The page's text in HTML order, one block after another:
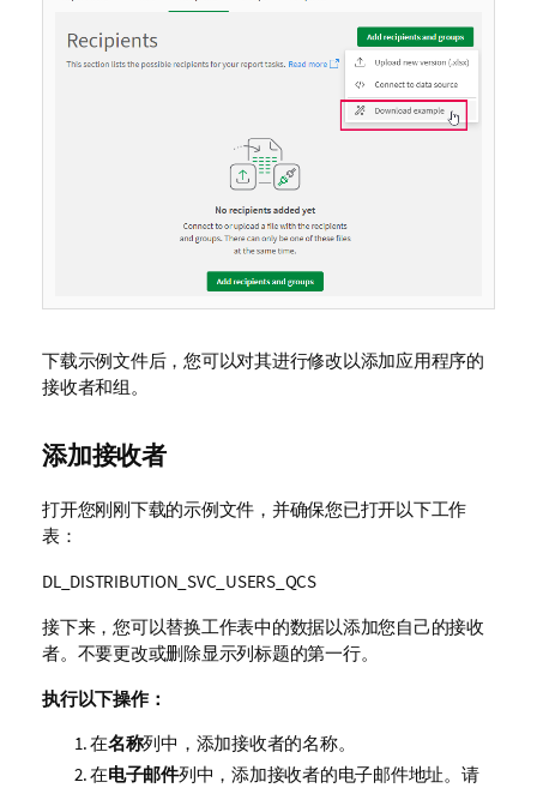
下载示例文件后，您可以对其进行修改以添加应用程序的
接收者和组。
添加接收者
打开您刚刚下载的示例文件，并确保您已打开以下工作
表：
DL_DISTRIBUTION_SVC_USERS_QCS
接下来，您可以替换工作表中的数据以添加您自己的接收
者。不要更改或删除显示列标题的第一行。
执行以下操作：
在名称列中，添加接收者的名称。
在电子邮件列中，添加接收者的电子邮件地址。请